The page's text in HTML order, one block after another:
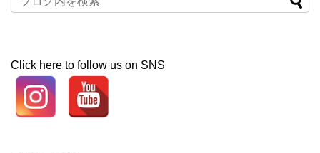
Click here to follow us on SNS